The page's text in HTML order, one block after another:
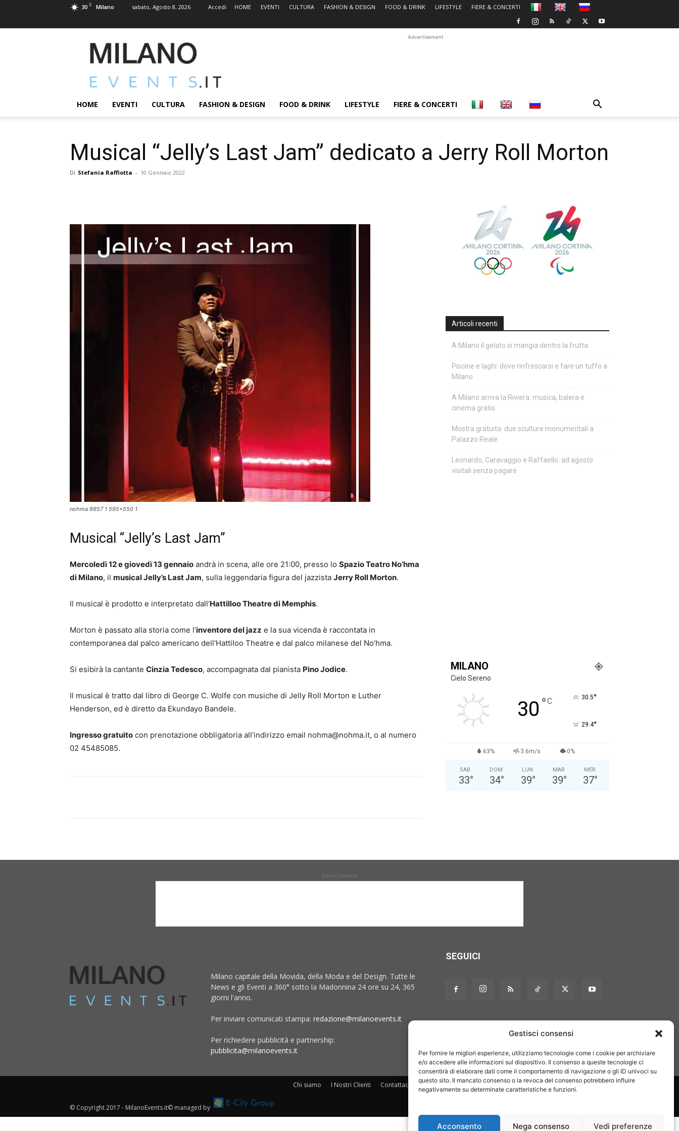
Gestisci consensi
Per fornire le migliori esperienze, utilizziamo tecnologie come i cookie per archiviare
e/o accedere alle informazioni sul dispositivo. Il consenso a queste tecnologie ci
consentirà di elaborare dati come il comportamento di navigazione o gli ID univoci su
questo sito. Il mancato consenso o la revoca del consenso potrebbero influire
negativamente su determinate caratteristiche e funzioni.
Acconsento Nega consenso Vedi preferenze
30 C Milano sabato, Agosto 8, 2026 Accedi HOME EVENTI CULTURA FASHION & DESIGN FOOD & DRINK LIFESTYLE FIERE & CONCERTI
MILANOEVENTS.IT
|
2.0
ed
Eventi
Advertisement
HOME EVENTI CULTURA FASHION & DESIGN FOOD & DRINK LIFESTYLE FIERE & CONCERTI
Musical “Jelly’s Last Jam” dedicato a Jerry Roll Morton
Di Stefania Raffiotta - 10 Gennaio 2022
nohma 9957 1 595x550 1
Musical “Jelly’s Last Jam”
Mercoledì 12 e giovedì 13 gennaio andrà in scena, alle ore 21:00, presso lo Spazio Teatro No’hma
di Milano, il musical Jelly’s Last Jam, sulla leggendaria figura del jazzista Jerry Roll Morton.
Il musical è prodotto e interpretato dall’Hattilloo Theatre di Memphis.
Morton è passato alla storia come l’inventore del jazz e la sua vicenda è raccontata in
contemporanea dal palco americano dell’Hattiloo Theatre e dal palco milanese del No’hma.
Si esibirà la cantante Cinzia Tedesco, accompagnata dal pianista Pino Jodice.
Il musical è tratto dal libro di George C. Wolfe con musiche di Jelly Roll Morton e Luther
Henderson, ed è diretto da Ekundayo Bandele.
Ingresso gratuito con prenotazione obbligatoria all’indirizzo email nohma@nohma.it, o al numero
02 45485085.
Articoli recenti
A Milano il gelato si mangia dentro la frutta
Piscine e laghi: dove rinfrescarsi e fare un tuffo a
Milano
A Milano arriva la Riviera: musica, balera e
cinema gratis
Mostra gratuita: due sculture monumentali a
Palazzo Reale
Leonardo, Caravaggio e Raffaello: ad agosto
visitali senza pagare
MILANO
Cielo Sereno
30 °C 30.5°
29.4°
63% 3.6m/s 0%
SAB
33°
DOM
34°
LUN
39°
MAR
39°
MER
37°
Advertisement
Milano capitale della Movida, della Moda e del Design. Tutte le
News e gli Eventi a 360° sotto la Madonnina 24 ore su 24, 365
giorni l'anno.
Per inviare comunicati stampa: redazione@milanoevents.it
Per richiedere pubblicità e partnership:
pubblicita@milanoevents.it
SEGUICI
Chi siamo I Nostri Clienti Contattaci Collabora con noi Pubblicità Privacy policy Linee editoriali
© Copyright 2017 - MilanoEvents.it© managed by